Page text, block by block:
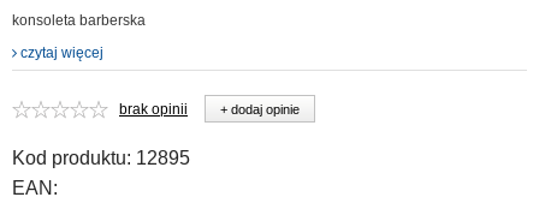
konsoleta barberska
czytaj więcej
brak opinii + dodaj opinie
Kod produktu: 12895
EAN: